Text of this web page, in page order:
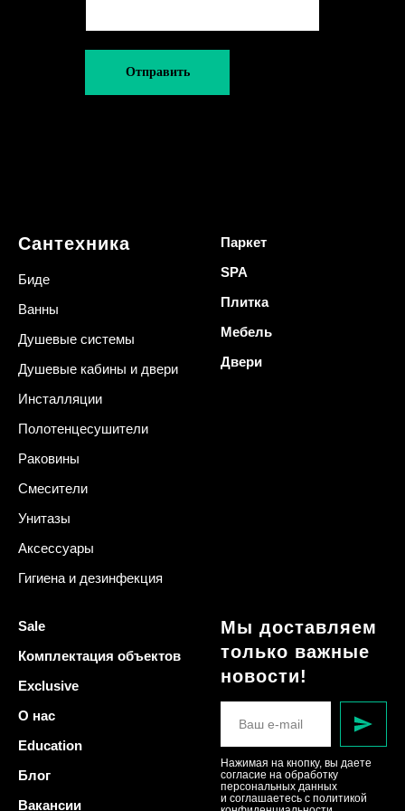
Отправить
Сантехника
Биде
Ванны
Душевые системы
Душевые кабины и двери
Инсталляции
Полотенцесушители
Раковины
Смесители
Унитазы
Аксессуары
Гигиена и дезинфекция
Паркет
SPA
Плитка
Мебель
Двери
Sale
Комплектация объектов
Exclusive
О нас
Education
Блог
Вакансии
Мы доставляем
только важные
новости!
Нажимая на кнопку, вы даете
согласие на обработку
персональных данных
и соглашаетесь c политикой